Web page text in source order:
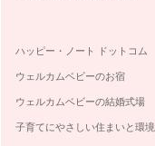
ハッピー・ノート ドットコム
ウェルカムベビーのお宿
ウェルカムベビーの結婚式場
子育てにやさしい住まいと環境